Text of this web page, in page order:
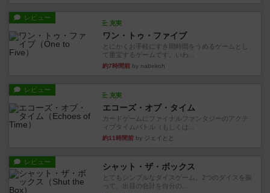
レビュー
充実
ワン・トゥ・ファイブ
とにかくお手軽にすき間時間をうめるゲームとし
て重宝するゲームです。いわ...
約7時間前 by nabekoh
レビュー
充実
エコーズ・オブ・タイム
カードゲームにファイナルファンタジーのアクテ
ィブタイムバトル（もしくは...
約11時間前 by ジェイとと
レビュー シャット・ザ・ボックス
とてもシンプルなダイスゲーム。2つのダイスを振
って、出目の合計を自分の...